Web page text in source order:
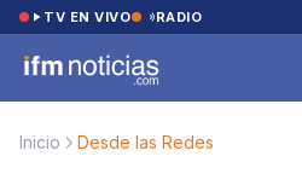
Saltar al contenido
TV EN VIVO RADIO
Inicio Desde las Redes